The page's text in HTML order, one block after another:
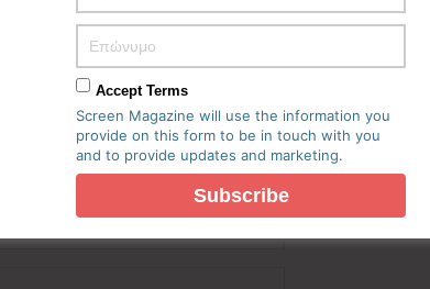
Accept Terms
Screen Magazine will use the information you
provide on this form to be in touch with you
and to provide updates and marketing.